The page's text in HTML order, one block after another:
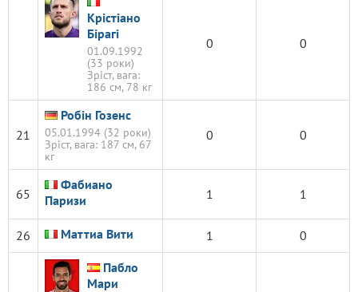
Крістіано
Бірагі
01.09.1992
(33 роки)
Зріст, вага:
186 см, 78 кг
0 0
21
Робін Гозенс
05.01.1994 (32 роки)
Зріст, вага: 187 см, 67
кг
0 0
65
Фабиано
Паризи
1 1
26 Маттиа Вити 1 0
Пабло
Мари